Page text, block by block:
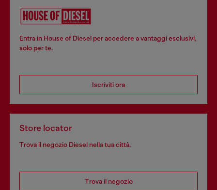
Entra in House of Diesel per accedere a vantaggi esclusivi,
solo per te.
Iscriviti ora
Store locator
Trova il negozio Diesel nella tua città.
Trova il negozio